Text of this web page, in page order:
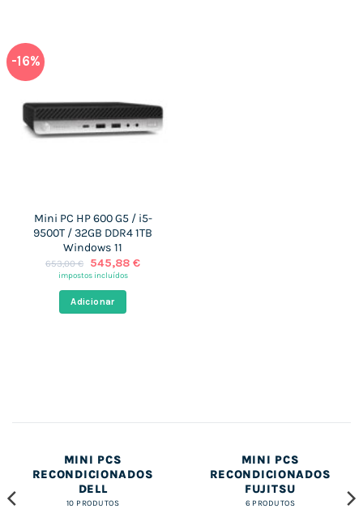
-16%
Mini PC HP 600 G5 / i5-
9500T / 32GB DDR4 1TB
Windows 11
653,00€
O
preço
era:
653,00 €.
545,88 €O
impostos incluídos
Adicionar
MINI PCS
RECONDICIONADOS
DELL
10 PRODUTOS
MINI PCS
RECONDICIONADOS
FUJITSU
6 PRODUTOS